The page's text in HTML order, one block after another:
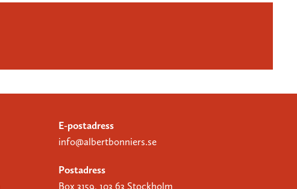
E-postadress
info@albertbonniers.se
Postadress
Box 3159, 103 63 Stockholm